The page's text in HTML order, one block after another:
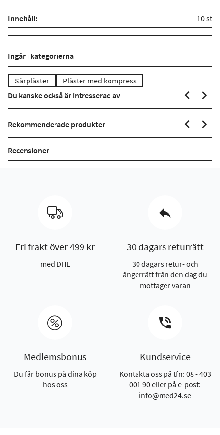
Innehåll: 10 st
Ingår i kategorierna
Sårplåster
Plåster med kompress
Du kanske också är intresserad av
Rekommenderade produkter
Recensioner
Fri frakt över 499 kr
med DHL
30 dagars returrätt
30 dagars retur- och
ångerrätt från den dag du
mottager varan
Medlemsbonus
Du får bonus på dina köp
hos oss
Kundservice
Kontakta oss på tfn: 08 - 403
001 90 eller på e-post:
info@med24.se